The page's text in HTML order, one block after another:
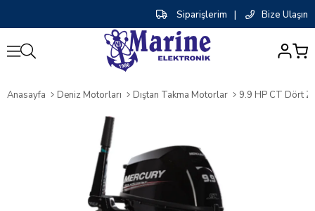
Siparişlerim | Bize Ulaşın
Anasayfa Deniz Motorları Dıştan Takma Motorlar 9.9 HP CT Dört